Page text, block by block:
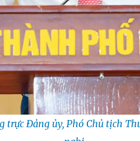
trực Đảng ủy, Phó Chủ tịch